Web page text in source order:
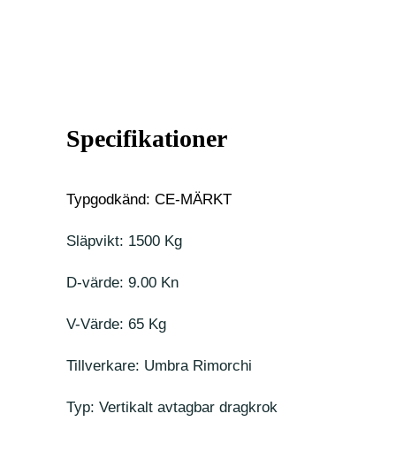
Specifikationer
Typgodkänd: CE-MÄRKT
Släpvikt: 1500 Kg
D-värde: 9.00 Kn
V-Värde: 65 Kg
Tillverkare: Umbra Rimorchi
Typ: Vertikalt avtagbar dragkrok